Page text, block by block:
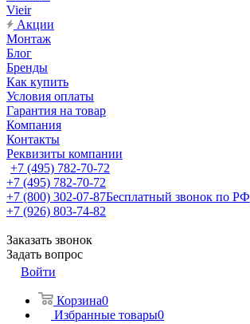
Vieir
Акции
Монтаж
Блог
Бренды
Как купить
Условия оплаты
Гарантия на товар
Компания
Контакты
Реквизиты компании
+7 (495) 782-70-72
+7 (495) 782-70-72
+7 (800) 302-07-87Бесплатный звонок по РФ
+7 (926) 803-74-82
Заказать звонок
Задать вопрос
Войти
Корзина0
Избранные товары0